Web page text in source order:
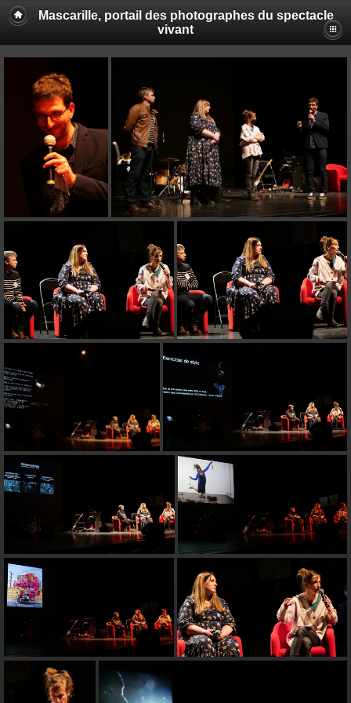
Mascarille, portail des photographes du spectacle
vivant